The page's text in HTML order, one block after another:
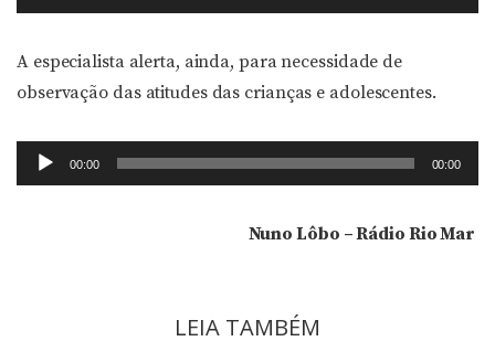
de
A especialista alerta, ainda, para necessidade de
observação das atitudes das crianças e adolescentes.
Tocador
de
00:00 00:00
Nuno Lôbo – Rádio Rio Mar
LEIA TAMBÉM